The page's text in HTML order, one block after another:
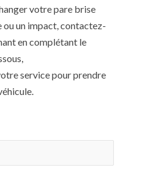
votre pare brise
ou un impact, contactez-
en complétant le
service pour prendre